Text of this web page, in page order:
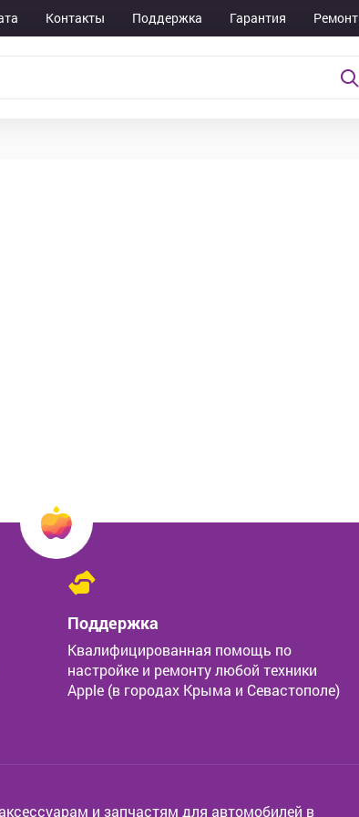
Контакты Поддержка Гарантия Ремонт
Поддержка
Квалифицированная помощь по
настройке и ремонту любой техники
Apple (в городах Крыма и Севастополе)
и запчастям для автомобилей в